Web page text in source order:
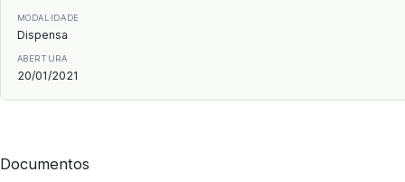
MODALIDADE
Dispensa
ABERTURA
20/01/2021
Documentos